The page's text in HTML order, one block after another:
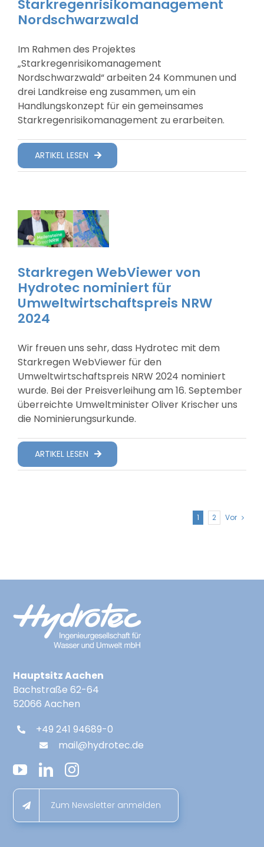
Starkregenrisikomanagement
Nordschwarzwald
Im Rahmen des Projektes
„Starkregenrisikomanagement
Nordschwarzwald“ arbeiten 24 Kommunen und
drei Landkreise eng zusammen, um ein
Handlungskonzept für ein gemeinsames
Starkregenrisikomanagement zu erarbeiten.
ARTIKEL LESEN
Starkregen WebViewer von
Hydrotec nominiert für
Umweltwirtschaftspreis NRW
2024
Wir freuen uns sehr, dass Hydrotec mit dem
Starkregen WebViewer für den
Umweltwirtschaftspreis NRW 2024 nominiert
wurde. Bei der Preisverleihung am 16. September
überreichte Umweltminister Oliver Krischer uns
die Nominierungsurkunde.
ARTIKEL LESEN
1 2 Vor
Hauptsitz Aachen
Bachstraße 62-64
52066 Aachen
+49 241 94689-0
mail@hydrotec.de
Zum Newsletter anmelden